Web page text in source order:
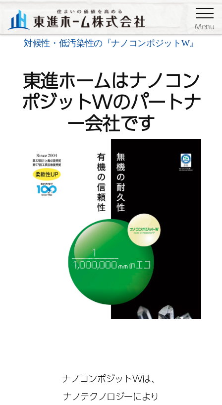
Menu
対候性・低汚染性の『ナノコンポジットW』
対候性・低汚染性の『ナノコンポジットW』
東進ホームはナノコン
ポジットWのパートナ
ー会社です
ナノコンポジットWは、
ナノテクノロジーにより